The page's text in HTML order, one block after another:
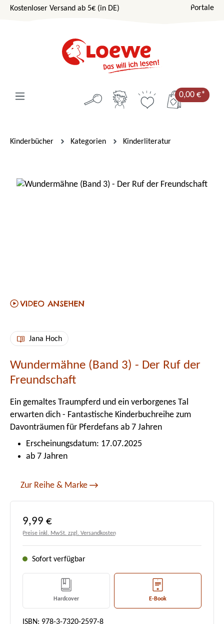
Zum Hauptinhalt springen
Kostenloser Versand ab 5€ (in DE) Portale
0,00 €*
Kinderbücher Kategorien Kinderliteratur
Bildergalerie überspringen
Jana Hoch
Wundermähne (Band 3) - Der Ruf der
Freundschaft
Ein gemaltes Traumpferd und ein verborgenes Tal
erwarten dich - Fantastische Kinderbuchreihe zum
Davonträumen für Pferdefans ab 7 Jahren
Erscheinungsdatum: 17.07.2025
ab 7 Jahren
Zur Reihe & Marke
Regulärer Preis:
9,99 €
Preise inkl. MwSt. zzgl. Versandkosten
Sofort verfügbar
Hardcover E-Book
ISBN: 978-3-7320-2597-8